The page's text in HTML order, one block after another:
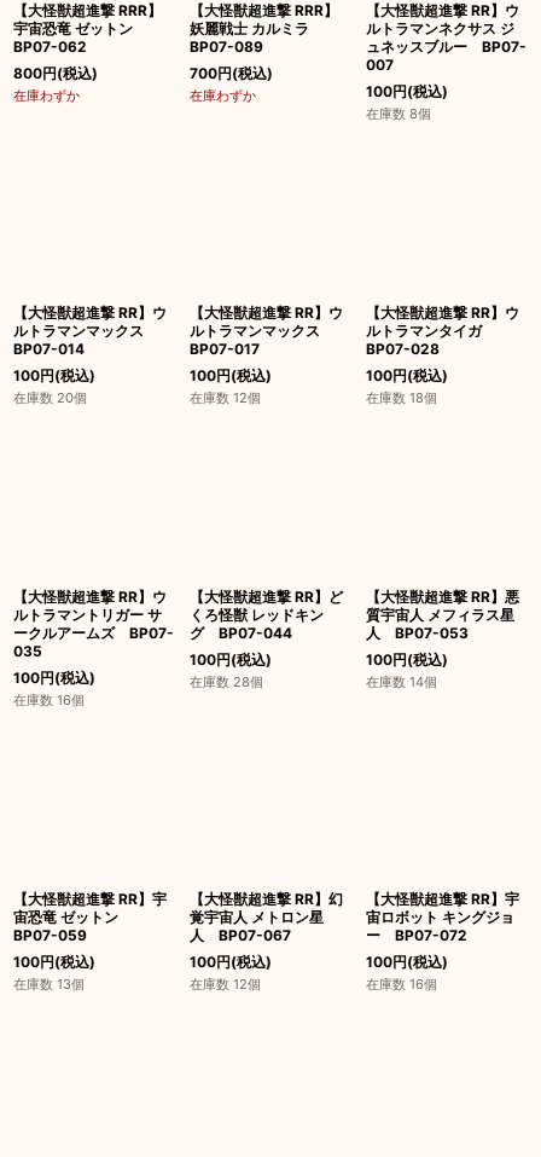
【大怪獣超進撃 RRR】
宇宙恐竜 ゼットン
BP07-062
800円(税込)
在庫わずか
【大怪獣超進撃 RRR】
妖麗戦士 カルミラ
BP07-089
700円(税込)
在庫わずか
【大怪獣超進撃 RR】ウ
ルトラマンネクサス ジ
ュネッスブルー BP07-
007
100円(税込)
在庫数 8個
【大怪獣超進撃 RR】ウ
ルトラマンマックス
BP07-014
100円(税込)
在庫数 20個
【大怪獣超進撃 RR】ウ
ルトラマンマックス
BP07-017
100円(税込)
在庫数 12個
【大怪獣超進撃 RR】ウ
ルトラマンタイガ
BP07-028
100円(税込)
在庫数 18個
【大怪獣超進撃 RR】ウ
ルトラマントリガー サ
ークルアームズ BP07-
035
100円(税込)
在庫数 16個
【大怪獣超進撃 RR】ど
くろ怪獣 レッドキン
グ BP07-044
100円(税込)
在庫数 28個
【大怪獣超進撃 RR】悪
質宇宙人 メフィラス星
人 BP07-053
100円(税込)
在庫数 14個
【大怪獣超進撃 RR】宇
宙恐竜 ゼットン
BP07-059
100円(税込)
在庫数 13個
【大怪獣超進撃 RR】幻
覚宇宙人 メトロン星
人 BP07-067
100円(税込)
在庫数 12個
【大怪獣超進撃 RR】宇
宙ロボット キングジョ
ー BP07-072
100円(税込)
在庫数 16個